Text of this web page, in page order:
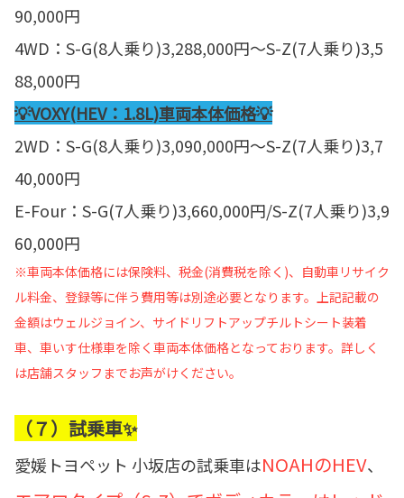
90,000円
4WD：S-G(8人乗り)3,288,000円～S-Z(7人乗り)3,5
88,000円
💡VOXY(HEV：1.8L)車両本体価格💡
2WD：S-G(8人乗り)3,090,000円～S-Z(7人乗り)3,7
40,000円
E-Four：S-G(7人乗り)3,660,000円/S-Z(7人乗り)3,9
60,000円
※車両本体価格には保険料、税金(消費税を除く)、自動車リサイク
ル料金、登録等に伴う費用等は別途必要となります。上記記載の
金額はウェルジョイン、サイドリフトアップチルトシート装着
車、車いす仕様車を除く車両本体価格となっております。詳しく
は店舗スタッフまでお声がけください。
（７）試乗車✨
愛媛トヨペット 小坂店の試乗車はNOAHのHEV、